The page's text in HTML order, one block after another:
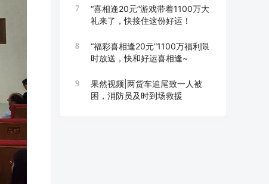
7
“喜相逢20元”游戏带着1100万大
礼来了，快接住这份好运！
8
“福彩喜相逢20元”1100万福利限
时放送，快和好运喜相逢~
9
果然视频|两货车追尾致一人被
困，消防员及时到场救援